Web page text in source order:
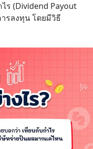
ร (Dividend Payout
รลงทุน โดยมีวิธี